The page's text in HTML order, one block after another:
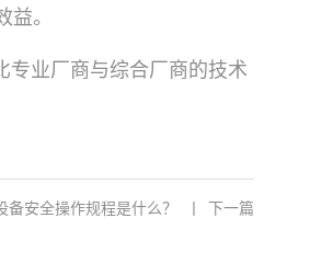
。
专业厂商与综合厂商的技术
下一篇
备安全操作规程是什么？